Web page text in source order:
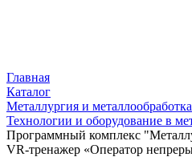
Главная
Каталог
Металлургия и металлообработка
Технологии и оборудование в
Программный комплекс
VR-тренажер «Оператор